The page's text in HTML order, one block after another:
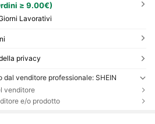
≥ 9.00€)
Lavorativi
privacy
dal venditore professionale: SHEIN
venditore
e/o prodotto